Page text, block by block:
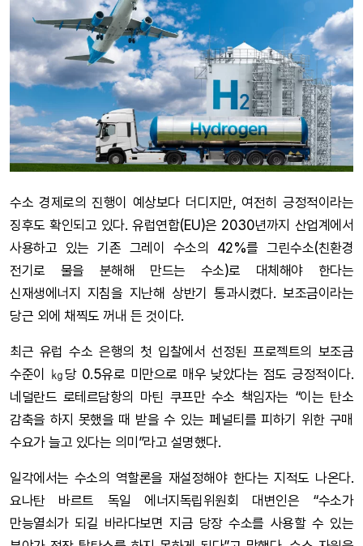
수소 경제로의 진행이 예상보다 더디지만, 여전히 긍정적이라는
징후도 확인되고 있다. 유럽연합(EU)은 2030년까지 산업계에서
사용하고 있는 기존 그레이 수소의 42%를 그린수소(친환경
전기로 물을 분해해 만드는 수소)로 대체해야 한다는
신재생에너지 지침을 지난해 상반기 통과시켰다. 보조금이라는
당근 외에 채찍도 꺼내 든 것이다.
최근 유럽 수소 은행의 첫 입찰에서 선정된 프로젝트의 보조금
수준이 ㎏당 0.5유로 미만으로 매우 낮았다는 점도 긍정적이다.
네덜란드 로테르담항의 마틴 쿠프만 수소 책임자는 “이는 탄소
감축을 하지 못했을 때 받을 수 있는 페널티를 피하기 위한 구매
수요가 늘고 있다는 의미”라고 설명했다.
일각에서는 수소의 역할론을 재설정해야 한다는 지적도 나온다.
요나탄 바르트 독일 에너지독립위원회 대변인은 “수소가
만능열쇠가 되길 바라다보면 지금 당장 수소를 사용할 수 있는